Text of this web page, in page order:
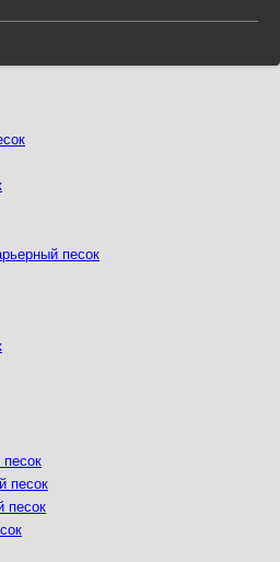
песок
песок
песок